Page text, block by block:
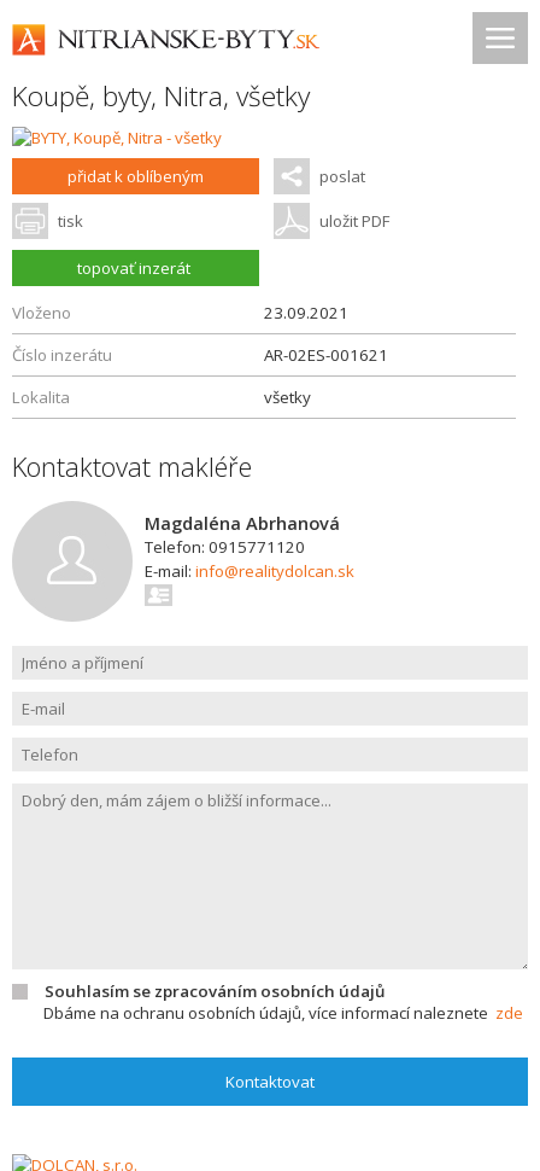
Koupě, byty, Nitra, všetky
přidat k oblíbeným poslat
tisk uložit PDF
topovať inzerát
Vloženo
23.09.2021
Číslo inzerátu
AR-02ES-001621
Lokalita
všetky
Kontaktovat makléře
Magdaléna Abrhanová
Telefon: 0915771120
E-mail: info@realitydolcan.sk
Souhlasím se zpracováním osobních údajů
Dbáme na ochranu osobních údajů, více informací naleznete zde
Kontaktovat